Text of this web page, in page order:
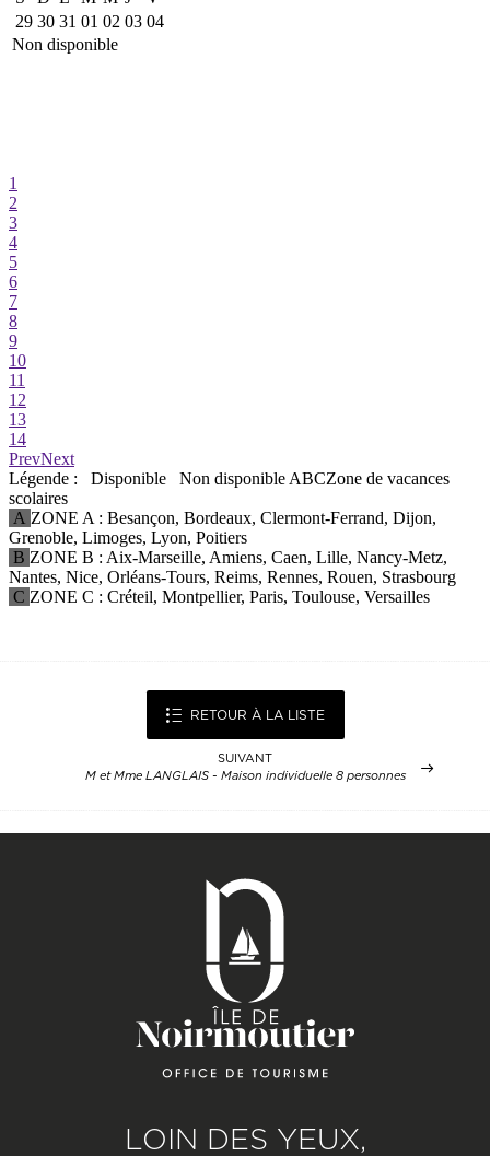
RETOUR À LA LISTE
SUIVANT
M et Mme LANGLAIS - Maison individuelle 8 personnes
LOIN DES YEUX,